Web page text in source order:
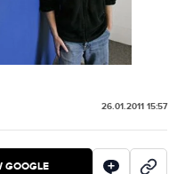
26.01.2011 15:57
GOOGLE